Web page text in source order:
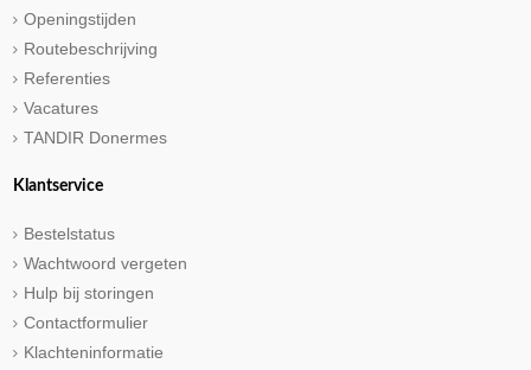
Openingstijden
Routebeschrijving
Referenties
Vacatures
TANDIR Donermes
Klantservice
Bestelstatus
Wachtwoord vergeten
Hulp bij storingen
Contactformulier
Klachteninformatie